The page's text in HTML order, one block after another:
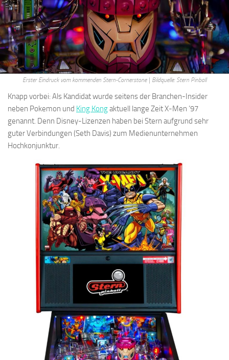
Erster Eindruck vom kommenden Stern-Cornerstone| Bildquelle: Stern Pinball
Knapp vorbei: Als Kandidat wurde seitens der Branchen-Insider
neben Pokemon und King Kongaktuell lange Zeit X-Men ’97
genannt. Denn Disney-Lizenzen haben bei Stern aufgrund sehr
guter Verbindungen (Seth Davis) zum Medienunternehmen
Hochkonjunktur.